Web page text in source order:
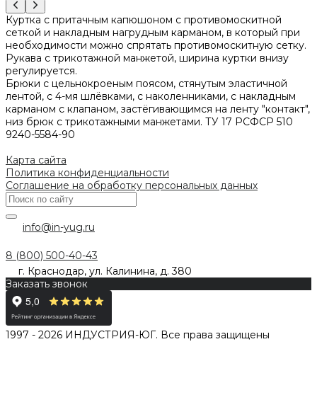
Куртка с притачным капюшоном с противомоскитной
сеткой и накладным нагрудным карманом, в который при
необходимости можно спрятать противомоскитную сетку.
Рукава с трикотажной манжетой, ширина куртки внизу
регулируется.
Брюки с цельнокроеным поясом, стянутым эластичной
лентой, с 4-мя шлёвками, с наколенниками, с накладным
карманом с клапаном, застёгивающимся на ленту "контакт",
низ брюк с трикотажными манжетами. ТУ 17 РСФСР 510
9240-5584-90
Карта сайта
Политика конфиденциальности
Соглашение на обработку персональных данных
info@in-yug.ru
8 (800) 500-40-43
г. Краснодар, ул. Калинина, д. 380
Заказать звонок
1997 - 2026 ИНДУСТРИЯ-ЮГ. Все права защищены